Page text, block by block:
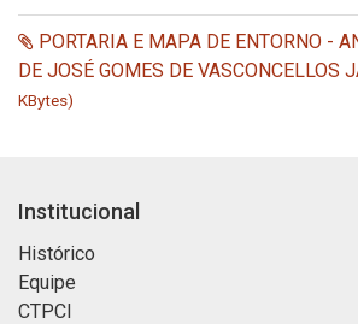
PORTARIA E MAPA DE ENTORNO -
DE JOSÉ GOMES DE VASCONCELLOS
KBytes)
Institucional
Histórico
Equipe
CTPCI